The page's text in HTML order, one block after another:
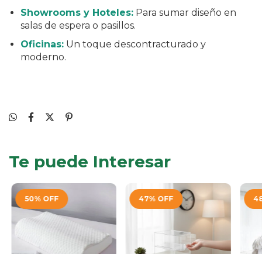
Showrooms y Hoteles: Para sumar diseño en
salas de espera o pasillos.
Oficinas: Un toque descontracturado y
moderno.
Te puede Interesar
50% OFF 47% OFF